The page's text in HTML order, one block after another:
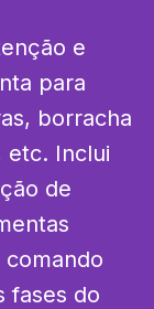
e
para
borracha
etc. Inclui
de
comando
fases do